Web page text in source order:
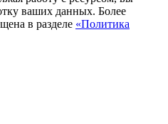
ваших данных. Более
в разделе «Политика